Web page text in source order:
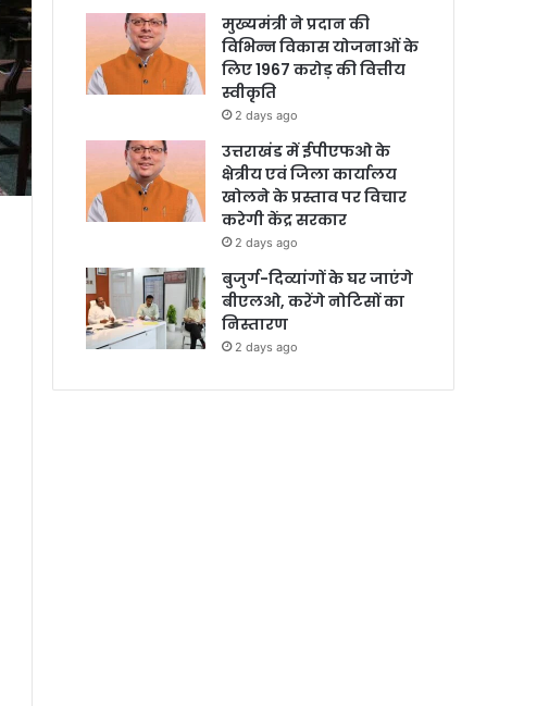
मुख्यमंत्री ने प्रदान की
विभिन्न विकास योजनाओं के
लिए 1967 करोड़ की वित्तीय
स्वीकृति
2 days ago
उत्तराखंड में ईपीएफओ के
क्षेत्रीय एवं जिला कार्यालय
खोलने के प्रस्ताव पर विचार
करेगी केंद्र सरकार
2 days ago
बुजुर्ग-दिव्यांगों के घर जाएंगे
बीएलओ, करेंगे नोटिसों का
निस्तारण
2 days ago